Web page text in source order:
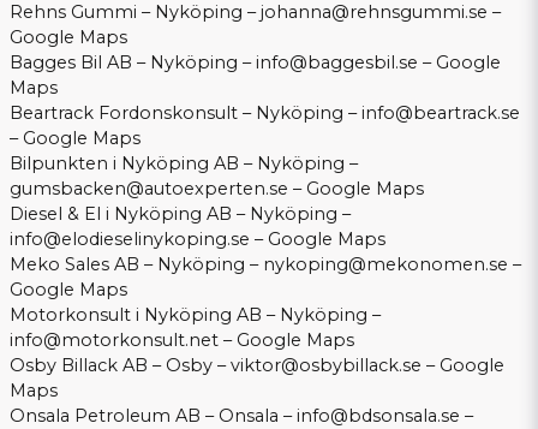
Rehns Gummi – Nyköping –johanna@rehnsgummi.se –
Google Maps
Bagges Bil AB – Nyköping –info@baggesbil.se – Google
Maps
Beartrack Fordonskonsult – Nyköping –info@beartrack.se
– Google Maps
Bilpunkten i Nyköping AB – Nyköping –
gumsbacken@autoexperten.se – Google Maps
Diesel & El i Nyköping AB – Nyköping –
info@elodieselinykoping.se – Google Maps
Meko Sales AB – Nyköping – nykoping@mekonomen.se –
Google Maps
Motorkonsult i Nyköping AB – Nyköping –
info@motorkonsult.net – Google Maps
Osby Billack AB – Osby –viktor@osbybillack.se – Google
Maps
Onsala Petroleum AB – Onsala –info@bdsonsala.se –